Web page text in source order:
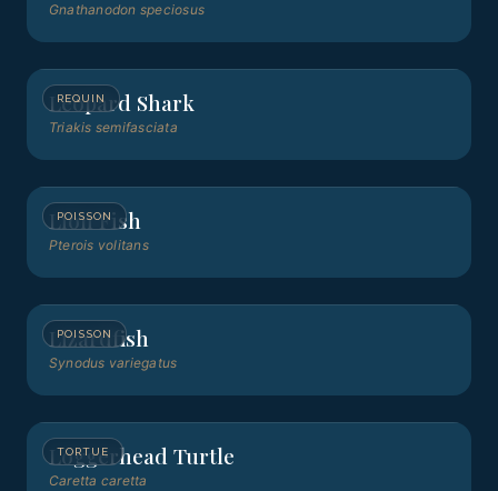
Gnathanodon speciosus
REQUIN
Leopard Shark
Triakis semifasciata
POISSON
Lion Fish
Pterois volitans
POISSON
Lizardfish
Synodus variegatus
TORTUE
Loggerhead Turtle
Caretta caretta